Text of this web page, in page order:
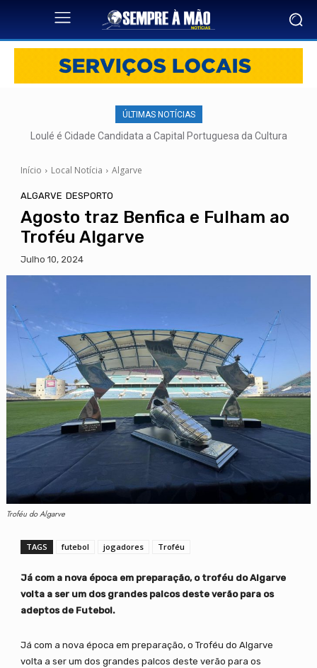
ÚLTIMAS NOTÍCIAS
Loulé é Cidade Candidata a Capital Portuguesa da Cultura
Início Local Notícia Algarve
ALGARVE DESPORTO
Agosto traz Benfica e Fulham ao
Troféu Algarve
Julho 10, 2024
Troféu do Algarve
TAGS futebol jogadores Troféu
Já com a nova época em preparação, o troféu do Algarve
volta a ser um dos grandes palcos deste verão para os
adeptos de Futebol.
Já com a nova época em preparação, o Troféu do Algarve
volta a ser um dos grandes palcos deste verão para os